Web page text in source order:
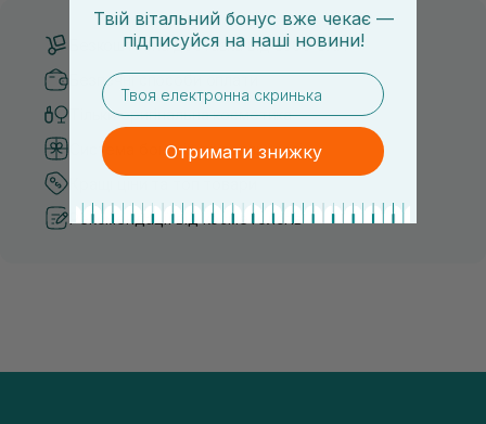
Безкоштовна доставка від 3000 UAH
Безпечні способи оплати
Тільки оригінальна косметика
Система бонусів та лояльності
Рекомендації від косметологів
Твій вітальний бонус вже чекає —
підписуйся на наші новини!
email
Отримати знижку